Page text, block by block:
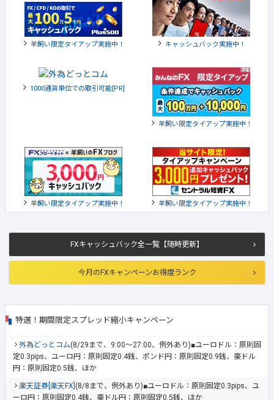
FXキャッシュバック全一覧【随時更新】
今月のFXキャンペーンお得度ランク
特選！期間限定スプレッド縮小キャンペーン
外為どっとコム(8/29まで、9:00～27:00、例外あり)■ユーロドル：原則固
定0.3pips、ユーロ円：原則固定0.4銭、ポンド円：原則固定0.9銭、豪ドル
円：原則固定0.5銭、ほか
楽天証券[楽天FX] (8/8まで、例外あり)■ユーロドル：原則固定0.3pips、ユ
ーロ円：原則固定0.4銭、豪ドル円：原則固定0.5銭、ほか
羊飼い限定タイアップ実施中！ キャッシュバック実施中！
1000通貨単位での取引可能[PR]
羊飼い限定タイアップ実施中！
羊飼い限定タイアップ実施中！ 羊飼い限定タイアップ実施中！